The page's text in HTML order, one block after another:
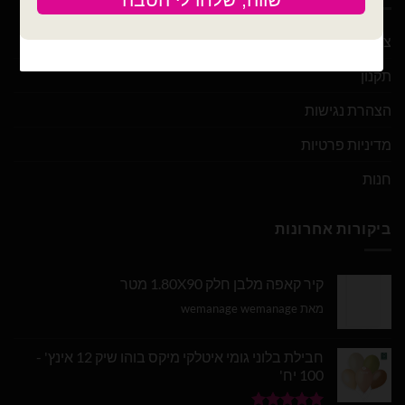
צור קשר
תקנון
הצהרת נגישות
מדיניות פרטיות
חנות
ביקורות אחרונות
קיר קאפה מלבן חלק 1.80X90 מטר
מאת wemanage wemanage
חבילת בלוני גומי איטלקי מיקס בוהו שיק 12 אינץ' -
100 יח'